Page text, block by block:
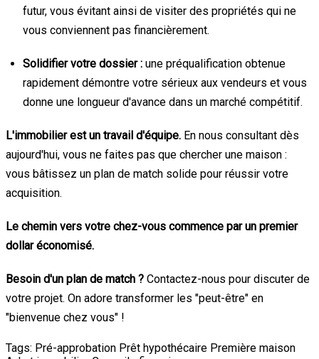
futur, vous évitant ainsi de visiter des propriétés qui ne
vous conviennent pas financièrement.
Solidifier votre dossier : une préqualification obtenue
rapidement démontre votre sérieux aux vendeurs et vous
donne une longueur d'avance dans un marché compétitif.
L'immobilier est un travail d'équipe. En nous consultant dès
aujourd'hui, vous ne faites pas que chercher une maison :
vous bâtissez un plan de match solide pour réussir votre
acquisition.
Le chemin vers votre chez-vous commence par un premier
dollar économisé.
Besoin d'un plan de match ? Contactez-nous pour discuter de
votre projet. On adore transformer les "peut-être" en
"bienvenue chez vous" !
Tags: Pré-approbation Prêt hypothécaire Première maison